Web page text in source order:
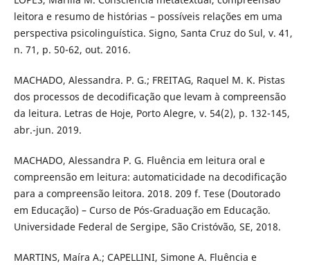
leitora e resumo de histórias – possíveis relações em uma
perspectiva psicolinguística. Signo, Santa Cruz do Sul, v. 41,
n. 71, p. 50-62, out. 2016.
MACHADO, Alessandra. P. G.; FREITAG, Raquel M. K. Pistas
dos processos de decodificação que levam à compreensão
da leitura. Letras de Hoje, Porto Alegre, v. 54(2), p. 132-145,
abr.-jun. 2019.
MACHADO, Alessandra P. G. Fluência em leitura oral e
compreensão em leitura: automaticidade na decodificação
para a compreensão leitora. 2018. 209 f. Tese (Doutorado
em Educação) – Curso de Pós-Graduação em Educação.
Universidade Federal de Sergipe, São Cristóvão, SE, 2018.
MARTINS, Maíra A.; CAPELLINI, Simone A. Fluência e